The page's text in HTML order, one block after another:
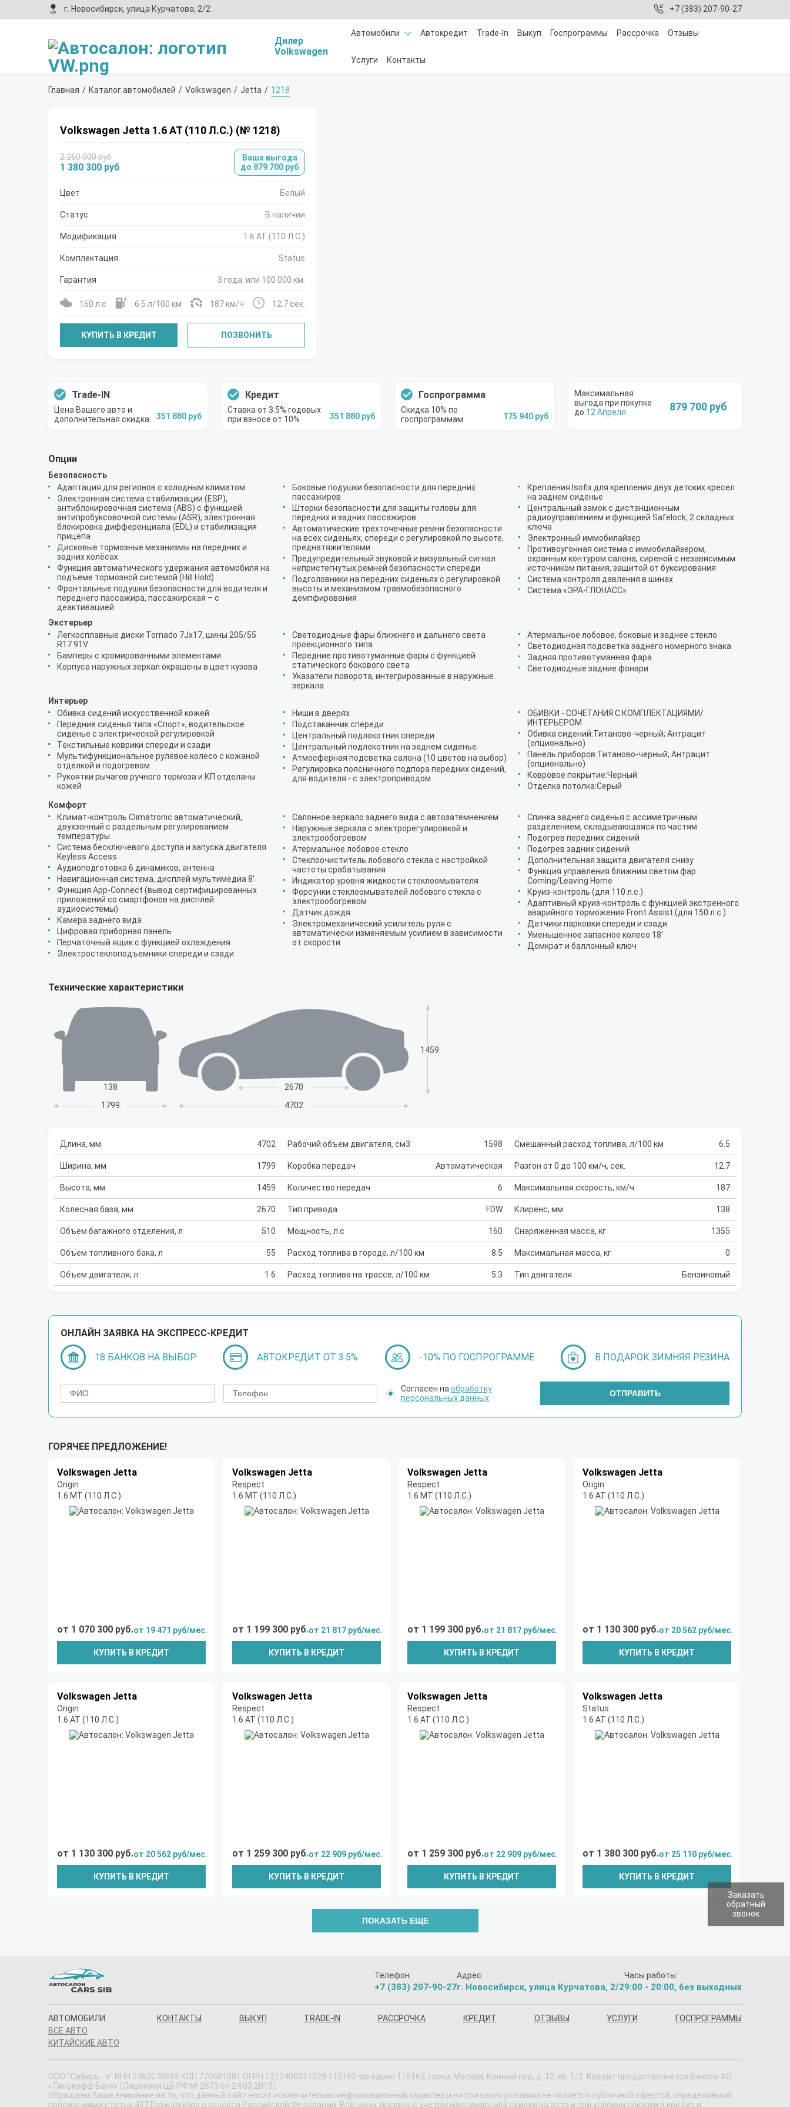
г. Новосибирск, улица Курчатова, 2/2 +7 (383) 207-90-27
Дилер
Volkswagen
Автомобили Автокредит Trade-In Выкуп Госпрограммы Рассрочка Отзывы
Услуги Контакты
Главная Каталог автомобилей Volkswagen Jetta 1218
Volkswagen Jetta 1.6 AT (110 Л.С.) (№ 1218)
2 260 000 руб
1 380 300 руб
Ваша выгода
до 879 700 руб
Цвет Белый
Статус В наличии
Модификация 1.6 AT (110 Л.С.)
Комплектация Status
Гарантия 3 года, или 100 000 км.
160 л.с 6.5 л/100 км 187 км/ч 12.7 сек.
КУПИТЬ В КРЕДИТ ПОЗВОНИТЬ
Trade-IN
Цена Вашего авто и
дополнительная скидка:
351 880 руб
Кредит
Ставка от 3.5% годовых
при взносе от 10%
351 880 руб
Госпрограмма
Скидка 10% по
госпрограммам
175 940 руб 12 Апреля 879 700 руб
Опции
Безопасность
Адаптация для регионов с холодным климатом
Электронная система стабилизации (ESP),
антиблокировочная система (ABS) с функцией
антипробуксовочной системы (ASR), электронная
блокировка дифференциала (EDL) и стабилизация
прицепа
Дисковые тормозные механизмы на передних и
задних колёсах
Функция автоматического удержания автомобиля на
подъеме тормозной системой (Hill Hold)
Фронтальные подушки безопасности для водителя и
переднего пассажира, пассажирская – с
деактивацией
Боковые подушки безопасности для передних
пассажиров
Шторки безопасности для защиты головы для
передних и задних пассажиров
Автоматические трехточечные ремни безопасности
на всех сиденьях, спереди с регулировкой по высоте,
преднатяжителями
Предупредительный звуковой и визуальный сигнал
непристегнутых ремней безопасности спереди
Подголовники на передних сиденьях с регулировкой
высоты и механизмом травмобезопасного
демпфирования
Крепления Isofix для крепления двух детских кресел
на заднем сиденье
Центральный замок с дистанционным
радиоуправлением и функцией Safelock, 2 складных
ключа
Электронный иммобилайзер
Противоугонная система с иммобилайзером,
охранным контуром салона, сиреной с независимым
источником питания, защитой от буксирования
Система контроля давления в шинах
Система «ЭРА-ГЛОНАСС»
Экстерьер
Легкосплавные диски Tornado 7Jx17, шины 205/55
R17 91V
Бамперы с хромированными элементами
Корпуса наружных зеркал окрашены в цвет кузова
Светодиодные фары ближнего и дальнего света
проекционного типа
Передние противотуманные фары с функцией
статического бокового света
Указатели поворота, интегрированные в наружные
зеркала
Атермальное лобовое, боковые и заднее стекло
Светодиодная подсветка заднего номерного знака
Задняя противотуманная фара
Светодиодные задние фонари
Интерьер
Обивка сидений искусственной кожей
Передние сиденья типа «Спорт», водительское
сиденье с электрической регулировкой
Текстильные коврики спереди и сзади
Мультифункциональное рулевое колесо с кожаной
отделкой и подогревом
Рукоятки рычагов ручного тормоза и КП отделаны
кожей
Ниши в дверях
Подстаканник спереди
Центральный подлокотник спереди
Центральный подлокотник на заднем сиденье
Атмосферная подсветка салона (10 цветов на выбор)
Регулировка поясничного подпора передних сидений,
для водителя - с электроприводом
ОБИВКИ - СОЧЕТАНИЯ С КОМПЛЕКТАЦИЯМИ/
ИНТЕРЬЕРОМ
Обивка сидений:Титаново-черный; Антрацит
(опционально)
Панель приборов:Титаново-черный; Антрацит
(опционально)
Ковровое покрытие:Черный
Отделка потолка:Серый
Комфорт
Климат-контроль Climatronic автоматический,
двухзонный с раздельным регулированием
температуры
Система бесключевого доступа и запуска двигателя
Keyless Access
Аудиоподготовка 6 динамиков, антенна
Навигационная система, дисплей мультимедиа 8'
Функция App-Connect (вывод сертифицированных
приложений со смартфонов на дисплей
аудиосистемы)
Камера заднего вида
Цифровая приборная панель
Перчаточный ящик с функцией охлаждения
Электростеклоподъемники спереди и сзади
Салонное зеркало заднего вида с автозатемнением
Наружные зеркала с электрорегулировкой и
электрообогревом
Атермальное лобовое стекло
Стеклоочиститель лобового стекла с настройкой
частоты срабатывания
Индикатор уровня жидкости стеклоомывателя
Форсунки стеклоомывателей лобового стекла с
электрообогревом
Датчик дождя
Электромеханический усилитель руля с
автоматически изменяемым усилием в зависимости
от скорости
Спинка заднего сиденья с ассиметричным
разделением, складывающаяся по частям
Подогрев передних сидений
Подогрев задних сидений
Дополнительная защита двигателя снизу
Функция управления ближним светом фар
Coming/Leaving Home
Круиз-контроль (для 110 л.с.)
Адаптивный круиз-контроль c функцией экстренного
аварийного торможения Front Assist (для 150 л.с.)
Датчики парковки спереди и сзади
Уменьшенное запасное колесо 18'
Домкрат и баллонный ключ
Технические характеристики
138
1799
2670
1459
4702
Длина, мм 4702
Ширина, мм 1799
Высота, мм 1459
Колесная база, мм 2670
Объем багажного отделения, л 510
Объем топливного бака, л 55
Объем двигателя, л 1.6
Рабочий объем двигателя, см3 1598
Коробка передач Автоматическая
Количество передач 6
Тип привода FDW
Мощность, л.с 160
Расход топлива в городе, л/100 км 8.5
Расход топлива на трассе, л/100 км 5.3
Смешанный расход топлива, л/100 км 6.5
Разгон от 0 до 100 км/ч, сек. 12.7
Максимальная скорость, км/ч 187
Клиренс, мм 138
Снаряженная масса, кг 1355
Максимальная масса, кг 0
Тип двигателя Бензиновый
ОНЛАЙН ЗАЯВКА НА ЭКСПРЕСС-КРЕДИТ
18 БАНКОВ НА ВЫБОР АВТОКРЕДИТ ОТ 3.5% -10% ПО ГОСПРОГРАММЕ В ПОДАРОК ЗИМНЯЯ РЕЗИНА
Согласен на обработку
персональных данных
ОТПРАВИТЬ
ГОРЯЧЕЕ ПРЕДЛОЖЕНИЕ!
Volkswagen Jetta
Origin
1.6 МT (110 Л.С.)
от 1 070 300 руб.от 19 471 руб/мес.
КУПИТЬ В КРЕДИТ
Volkswagen Jetta
Respect
1.6 МT (110 Л.С.)
от 1 199 300 руб.от 21 817 руб/мес.
КУПИТЬ В КРЕДИТ
Volkswagen Jetta
Respect
1.6 МT (110 Л.С.)
от 1 199 300 руб.от 21 817 руб/мес.
КУПИТЬ В КРЕДИТ
Volkswagen Jetta
Origin
1.6 AT (110 Л.С.)
от 1 130 300 руб.от 20 562 руб/мес.
КУПИТЬ В КРЕДИТ
Volkswagen Jetta
Origin
1.6 AT (110 Л.С.)
от 1 130 300 руб.от 20 562 руб/мес.
КУПИТЬ В КРЕДИТ
Volkswagen Jetta
Respect
1.6 AT (110 Л.С.)
от 1 259 300 руб.от 22 909 руб/мес.
КУПИТЬ В КРЕДИТ
Volkswagen Jetta
Respect
1.6 AT (110 Л.С.)
от 1 259 300 руб.от 22 909 руб/мес.
КУПИТЬ В КРЕДИТ
Volkswagen Jetta
Status
1.6 AT (110 Л.С.)
от 1 380 300 руб.от 25 110 руб/мес.
КУПИТЬ В КРЕДИТ
ПОКАЗАТЬ ЕЩЕ
Телефон:
+7 (383) 207-90-27
Адрес:
г. Новосибирск, улица Курчатова, 2/2
Часы работы:
9:00 - 20:00, без выходных
АВТОМОБИЛИ
ВСЕ АВТО
КИТАЙСКИЕ АВТО
КОНТАКТЫ ВЫКУП TRADE-IN РАССРОЧКА КРЕДИТ ОТЗЫВЫ УСЛУГИ ГОСПРОГРАММЫ
ООО "Сибирь - к" ИНН 2462070655 КПП 770601001 ОГРН 1212400011229 115162 юр.адрес 115162, город Москва, Конный пер, д. 12, кв. 1/2. Кредит предоставляется банком АО
«Тинькофф Банк» (Лицензия ЦБ РФ № 2673 от 24.03.2015).
Обращаем Ваше внимание на то, что данный сайт носит исключительно информационный характер и ни при каких условиях не является публичной офертой, определяемой
положениями статьи 437 Гражданского кодекса Российской Федерации. Все цены указаны с учетом максимальной скидки на авто и при условии покупки в кредит и
Заказать
обратный
звонок